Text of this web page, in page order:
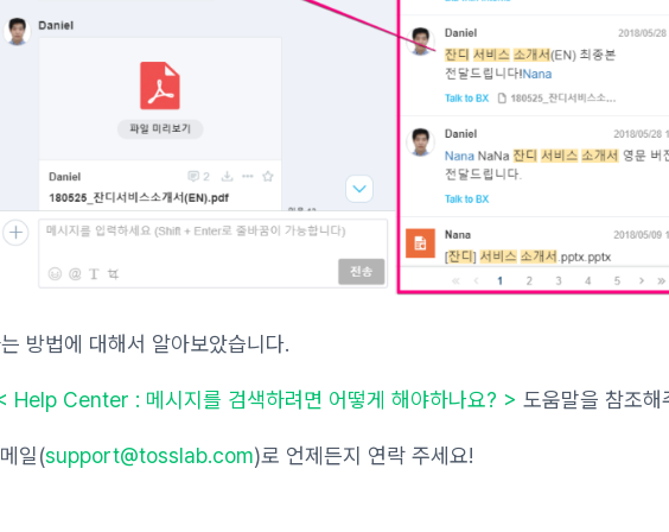
방법에 대해서 알아보았습니다.
Help Center : 메시지를 검색하려면 어떻게 해야하나요? > 도움말을 참조해
일(support@tosslab.com)로 언제든지 연락 주세요!